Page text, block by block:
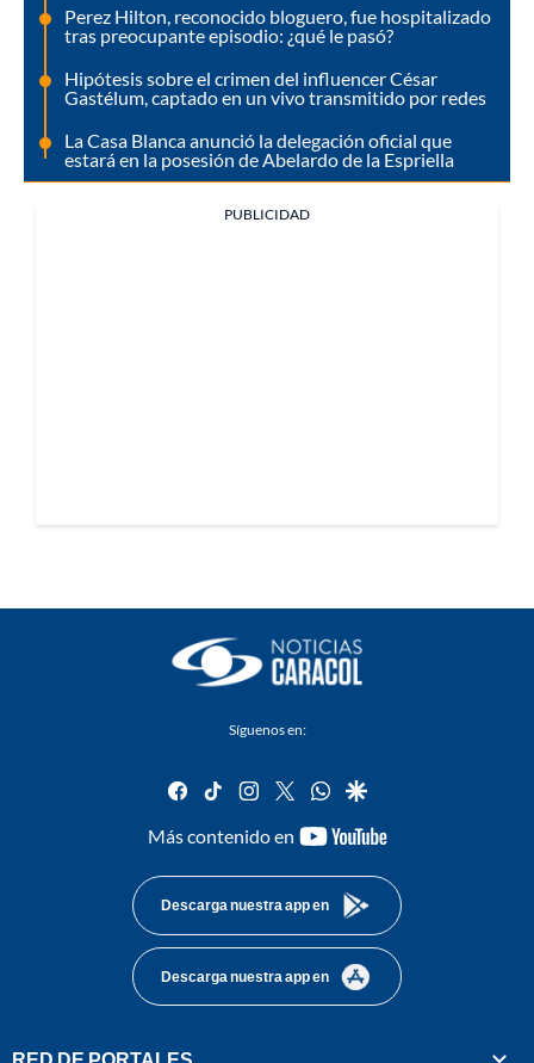
Perez Hilton, reconocido bloguero, fue hospitalizado
tras preocupante episodio: ¿qué le pasó?
Hipótesis sobre el crimen del influencer César
Gastélum, captado en un vivo transmitido por redes
La Casa Blanca anunció la delegación oficial que
estará en la posesión de Abelardo de la Espriella
PUBLICIDAD
Síguenos en:
facebook
tiktok instagram
twitterwhatsapp
google
Más contenido en
youtube-
Descarga nuestra app en
Descarga nuestra app en